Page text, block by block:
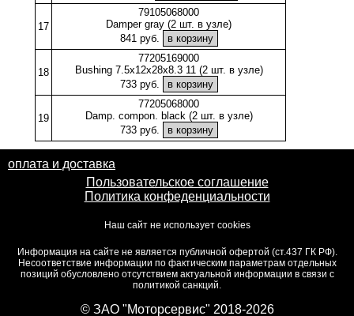
17
79105068000
Damper gray (2 шт. в узле)
841 руб.
18
77205169000
Bushing 7.5x12x28x8.3 11 (2 шт. в узле)
733 руб.
19
77205068000
Damp. compon. black (2 шт. в узле)
733 руб.
оплата и доставка
Пользовательское соглашение
Политика конфеденциальности
Наш сайт не использует cookies
Информация на сайте не является публичной офертой (ст.437 ГК РФ).
Несоответствие информации по фактическим параметрам отдельных
позиций обусловлено отсутствием актуальной информации в связи с
политикой санкций.
© ЗАО "Моторсервис" 2018-2026